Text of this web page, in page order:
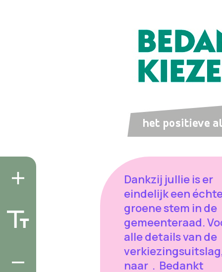
Dankzij jullie is er
eindelijk een
groene stem in de
gemeenteraad.
alle details van de
naar . Bedankt